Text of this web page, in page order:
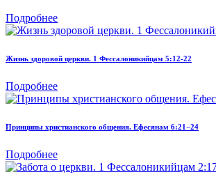
Подробнее
Жизнь здоровой церкви. 1 Фессалоникийцам 5:12-22
Подробнее
Принципы христианского общения. Ефесянам 6:21−24
Подробнее